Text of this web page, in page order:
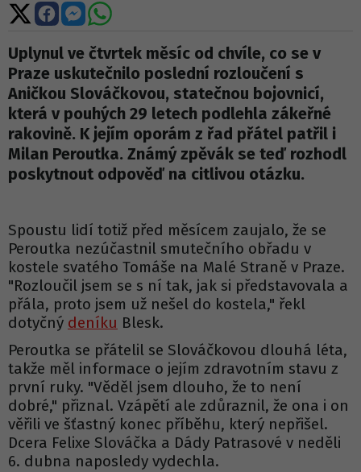
Sdílet
na
X
Sdílet
na
Facebooku
Sdílet
na
Messengeru
Sdílet
WhatsApp
Uplynul ve čtvrtek měsíc od chvíle, co se v
Praze uskutečnilo poslední rozloučení s
Aničkou Slováčkovou, statečnou bojovnicí,
která v pouhých 29 letech podlehla zákeřné
rakovině. K jejím oporám z řad přátel patřil i
Milan Peroutka. Známý zpěvák se teď rozhodl
poskytnout odpověď na citlivou otázku.
Spoustu lidí totiž před měsícem zaujalo, že se
Peroutka nezúčastnil smutečního obřadu v
kostele svatého Tomáše na Malé Straně v Praze.
"Rozloučil jsem se s ní tak, jak si představovala a
přála, proto jsem už nešel do kostela," řekl
dotyčný deníku Blesk.
Peroutka se přátelil se Slováčkovou dlouhá léta,
takže měl informace o jejím zdravotním stavu z
první ruky. "Věděl jsem dlouho, že to není
dobré," přiznal. Vzápětí ale zdůraznil, že ona i on
věřili ve šťastný konec příběhu, který nepřišel.
Dcera Felixe Slováčka a Dády Patrasové v neděli
6. dubna naposledy vydechla.